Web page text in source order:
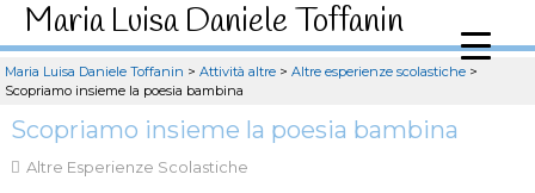
Maria Luisa Daniele Toffanin
Maria Luisa Daniele Toffanin > Attività altre > Altre esperienze scolastiche >
Scopriamo insieme la poesia bambina
Scopriamo insieme la poesia bambina
Altre Esperienze Scolastiche